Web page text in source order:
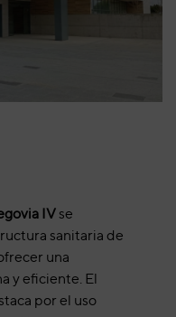
IVse
sanitaria de
una
y eficiente. El
por el uso